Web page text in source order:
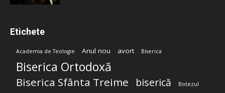
Etichete
Academia de Teologie Anul nou avort Biserica
Biserica Ortodoxă
Biserica Sfânta Treime biserică Botezul